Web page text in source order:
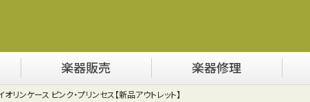
楽器販売 楽器修理
ンケース ピンク・プリンセス【新品アウトレット】